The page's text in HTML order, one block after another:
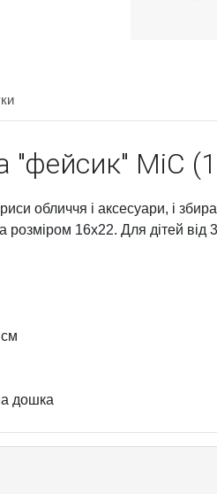
"фейсик" MiC
обличчя і аксесуари, і
розміром 16х22. Для дітей від
дошка